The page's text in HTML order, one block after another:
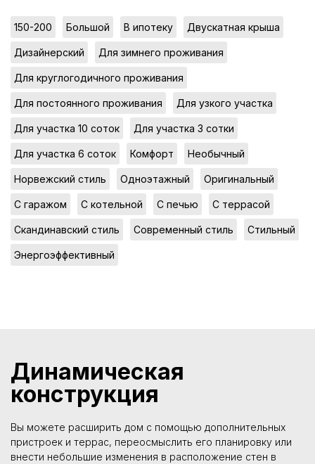
150-200 Большой В ипотеку Двускатная крыша
Дизайнерский Для зимнего проживания
Для круглогодичного проживания
Для постоянного проживания Для узкого участка
Для участка 10 соток Для участка 3 сотки
Для участка 6 соток Комфорт Необычный
Норвежский стиль Одноэтажный Оригинальный
С гаражом С котельной С печью С террасой
Скандинавский стиль Современный стиль Стильный
Энергоэффективный
Динамическая
конструкция
Вы можете расширить дом с помощью дополнительных
пристроек и террас, переосмыслить его планировку или
внести небольшие изменения в расположение стен в